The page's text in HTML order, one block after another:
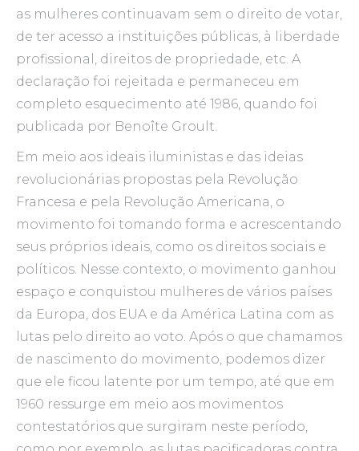
as mulheres continuavam sem o direito de votar,
de ter acesso a instituições públicas, à liberdade
profissional, direitos de propriedade, etc. A
declaração foi rejeitada e permaneceu em
completo esquecimento até 1986, quando foi
publicada por Benoîte Groult.
Em meio aos ideais iluministas e das ideias
revolucionárias propostas pela Revolução
Francesa e pela Revolução Americana, o
movimento foi tomando forma e acrescentando
seus próprios ideais, como os direitos sociais e
políticos. Nesse contexto, o movimento ganhou
espaço e conquistou mulheres de vários países
da Europa, dos EUA e da América Latina com as
lutas pelo direito ao voto. Após o que chamamos
de nascimento do movimento, podemos dizer
que ele ficou latente por um tempo, até que em
1960 ressurge em meio aos movimentos
contestatórios que surgiram neste período,